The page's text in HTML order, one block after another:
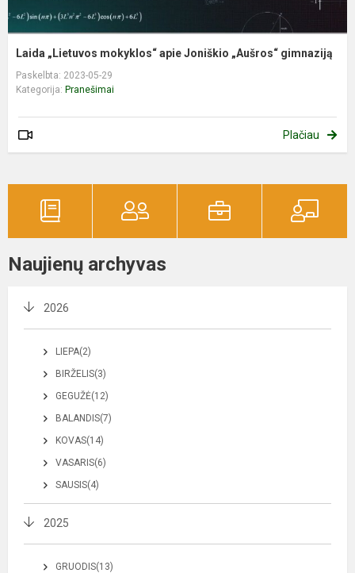
Laida „Lietuvos mokyklos“ apie Joniškio „Aušros“ gimnaziją
Paskelbta: 2023-05-29
Kategorija: Pranešimai
Plačiau
Naujienų archyvas
2026
LIEPA(2)
BIRŽELIS(3)
GEGUŽĖ(12)
BALANDIS(7)
KOVAS(14)
VASARIS(6)
SAUSIS(4)
2025
GRUODIS(13)